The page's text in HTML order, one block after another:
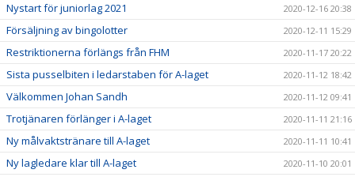
Nystart för juniorlag 2021 2020-12-16 20:38
Försäljning av bingolotter 2020-12-11 15:29
Restriktionerna förlängs från FHM 2020-11-17 20:22
Sista pusselbiten i ledarstaben för A-laget 2020-11-12 18:42
Välkommen Johan Sandh 2020-11-12 09:41
Trotjänaren förlänger i A-laget 2020-11-11 21:16
Ny målvaktstränare till A-laget 2020-11-11 10:41
Ny lagledare klar till A-laget 2020-11-10 20:01